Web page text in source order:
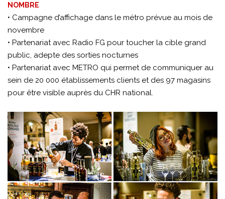
NOMBRE
• Campagne d’affichage dans le métro prévue au mois de
novembre
• Partenariat avec Radio FG pour toucher la cible grand
public, adepte des sorties nocturnes
• Partenariat avec METRO qui permet de communiquer au
sein de 20 000 établissements clients et des 97 magasins
pour être visible auprès du CHR national.